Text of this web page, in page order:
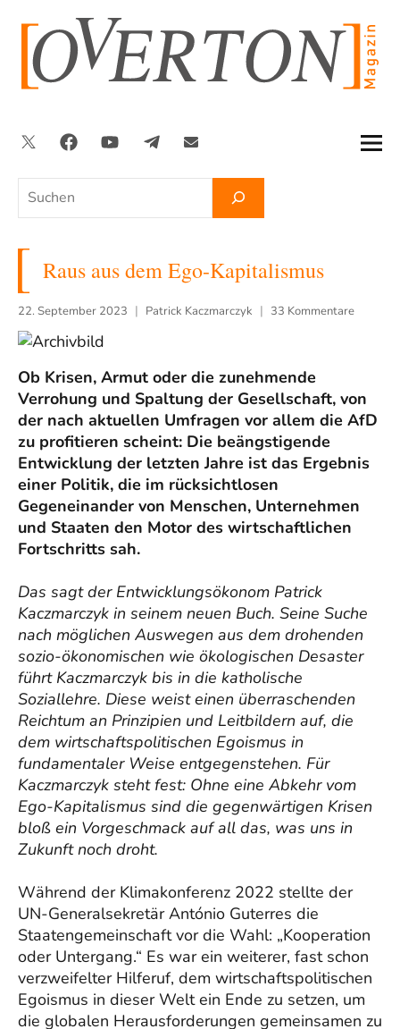
springen
Suchen
TwitterFacebookYouTubeTelegramNewsletter
Raus aus dem Ego-Kapitalismus
22. September 2023 Patrick Kaczmarczyk 33 Kommentare
Ob Krisen, Armut oder die zunehmende
Verrohung und Spaltung der Gesellschaft, von
der nach aktuellen Umfragen vor allem die AfD
zu profitieren scheint: Die beängstigende
Entwicklung der letzten Jahre ist das Ergebnis
einer Politik, die im rücksichtlosen
Gegeneinander von Menschen, Unternehmen
und Staaten den Motor des wirtschaftlichen
Fortschritts sah.
Das sagt der Entwicklungsökonom Patrick
Kaczmarczyk in seinem neuen Buch. Seine Suche
nach möglichen Auswegen aus dem drohenden
sozio-ökonomischen wie ökologischen Desaster
führt Kaczmarczyk bis in die katholische
Soziallehre. Diese weist einen überraschenden
Reichtum an Prinzipien und Leitbildern auf, die
dem wirtschaftspolitischen Egoismus in
fundamentaler Weise entgegenstehen. Für
Kaczmarczyk steht fest: Ohne eine Abkehr vom
Ego-Kapitalismus sind die gegenwärtigen Krisen
bloß ein Vorgeschmack auf all das, was uns in
Zukunft noch droht.
Während der Klimakonferenz 2022 stellte der
UN-Generalsekretär António Guterres die
Staatengemeinschaft vor die Wahl: „Kooperation
oder Untergang.“ Es war ein weiterer, fast schon
verzweifelter Hilferuf, dem wirtschaftspolitischen
Egoismus in dieser Welt ein Ende zu setzen, um
die globalen Herausforderungen gemeinsamen zu